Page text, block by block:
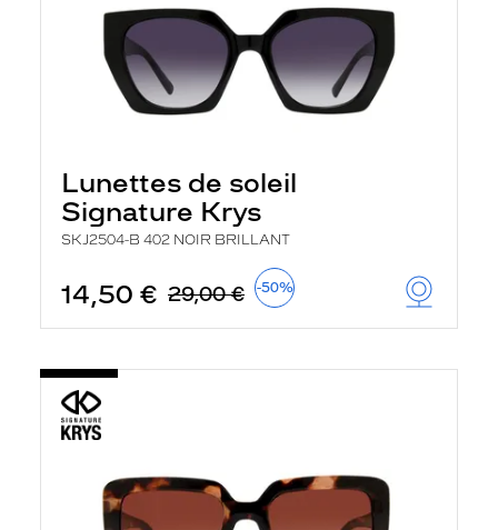
Lunettes de soleil
Signature Krys
SKJ2504-B 402 NOIR BRILLANT
14,50 € 29,00 € -50%